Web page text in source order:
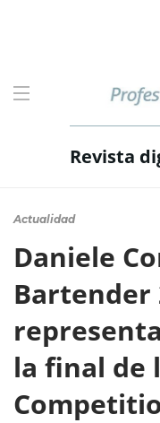
Revista
Actualidad
Daniele
Bartender
la final de